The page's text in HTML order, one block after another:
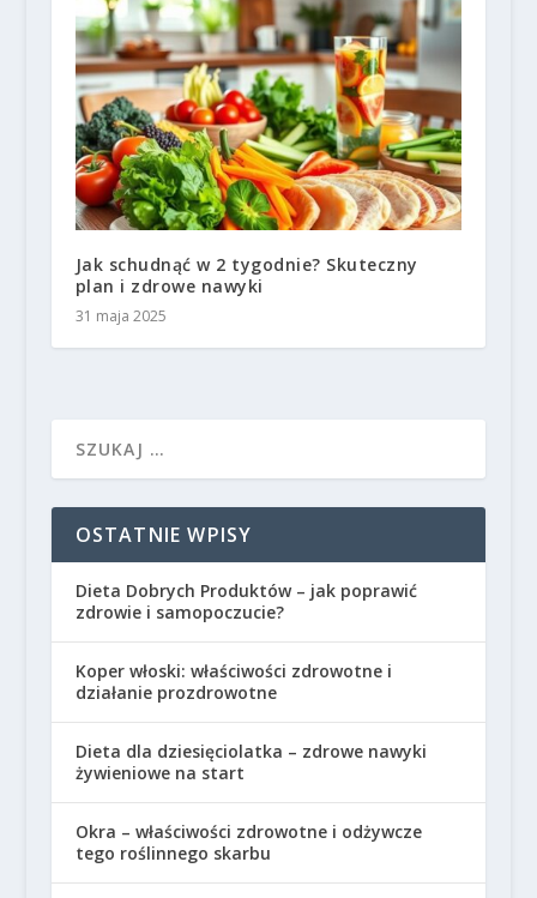
Jak schudnąć w 2 tygodnie? Skuteczny
plan i zdrowe nawyki
31 maja 2025
OSTATNIE WPISY
Dieta Dobrych Produktów – jak poprawić
zdrowie i samopoczucie?
Koper włoski: właściwości zdrowotne i
działanie prozdrowotne
Dieta dla dziesięciolatka – zdrowe nawyki
żywieniowe na start
Okra – właściwości zdrowotne i odżywcze
tego roślinnego skarbu